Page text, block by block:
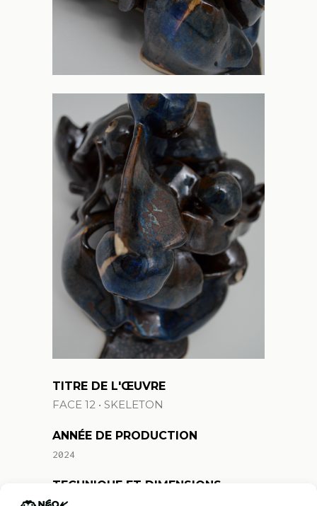
TITRE DE L'ŒUVRE
FACE 12 • SKELETON
ANNÉE DE PRODUCTION
2024
TECHNIQUE ET DIMENSIONS
(Lo) 25,5 cm (La) 17,5 cm (Ha) 17,4